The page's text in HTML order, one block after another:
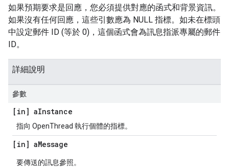
如果預期要求是回應，您必須提供對應的函式和背景資訊。
如果沒有任何回應，這些引數應為 NULL 指標。如未在標頭
中設定郵件 ID (等於 0)，這個函式會為訊息指派專屬的郵件
ID。
詳細說明
參數
[in] aInstance
指向 OpenThread 執行個體的指標。
[in] aMessage
要傳送的訊息參照。